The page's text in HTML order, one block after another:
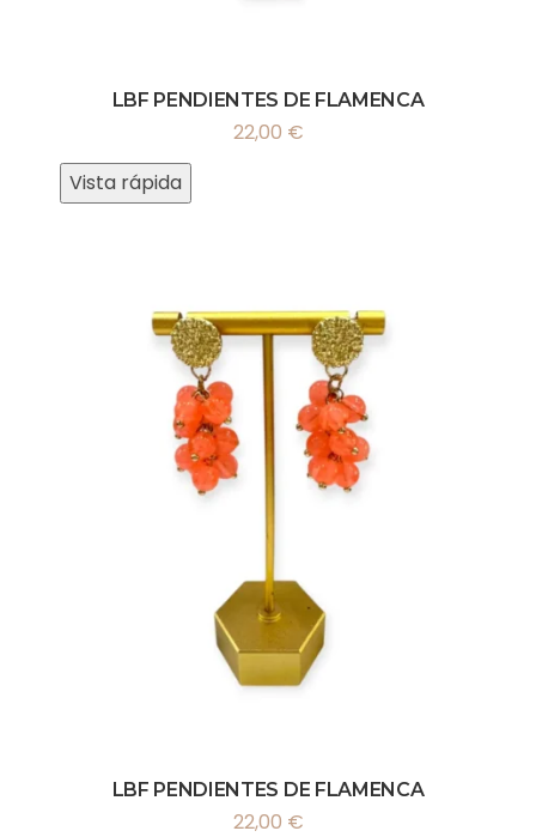
LBF PENDIENTES DE FLAMENCA
22,00 €
Vista rápida
LBF PENDIENTES DE FLAMENCA
22,00 €